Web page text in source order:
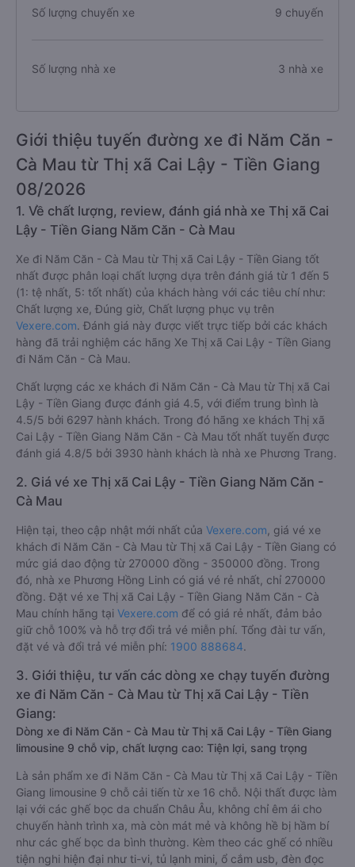
Số lượng chuyến xe 9 chuyến
Số lượng nhà xe 3 nhà xe
Giới thiệu tuyến đường xe đi Năm Căn -
Cà Mau từ Thị xã Cai Lậy - Tiền Giang
08/2026
1. Về chất lượng, review, đánh giá nhà xe Thị xã Cai
Lậy - Tiền Giang Năm Căn - Cà Mau
Xe đi Năm Căn - Cà Mau từ Thị xã Cai Lậy - Tiền Giang tốt
nhất được phân loại chất lượng dựa trên đánh giá từ 1 đến 5
(1: tệ nhất, 5: tốt nhất) của khách hàng với các tiêu chí như:
Chất lượng xe, Đúng giờ, Chất lượng phục vụ trên
Vexere.com. Đánh giá này được viết trực tiếp bởi các khách
hàng đã trải nghiệm các hãng Xe Thị xã Cai Lậy - Tiền Giang
đi Năm Căn - Cà Mau.
Chất lượng các xe khách đi Năm Căn - Cà Mau từ Thị xã Cai
Lậy - Tiền Giang được đánh giá 4.5, với điểm trung bình là
4.5/5 bởi 6297 hành khách. Trong đó hãng xe khách Thị xã
Cai Lậy - Tiền Giang Năm Căn - Cà Mau tốt nhất tuyến được
đánh giá 4.8/5 bởi 3930 hành khách là nhà xe Phương Trang.
2. Giá vé xe Thị xã Cai Lậy - Tiền Giang Năm Căn -
Cà Mau
Hiện tại, theo cập nhật mới nhất của Vexere.com , giá vé xe
khách đi Năm Căn - Cà Mau từ Thị xã Cai Lậy - Tiền Giang có
mức giá dao động từ 270000 đồng - 350000 đồng. Trong
đó, nhà xe Phương Hồng Linh có giá vé rẻ nhất, chỉ 270000
đồng. Đặt vé xe Thị xã Cai Lậy - Tiền Giang Năm Căn - Cà
Mau chính hãng tại Vexere.com để có giá rẻ nhất, đảm bảo
giữ chỗ 100% và hỗ trợ đổi trả vé miễn phí. Tổng đài tư vấn,
đặt vé và đổi trả vé miễn phí: 1900 888684.
3. Giới thiệu, tư vấn các dòng xe chạy tuyến đường
xe đi Năm Căn - Cà Mau từ Thị xã Cai Lậy - Tiền
Giang:
Dòng xe đi Năm Căn - Cà Mau từ Thị xã Cai Lậy - Tiền Giang
limousine 9 chỗ vip, chất lượng cao: Tiện lợi, sang trọng
Là sản phẩm xe đi Năm Căn - Cà Mau từ Thị xã Cai Lậy - Tiền
Giang limousine 9 chỗ cải tiến từ xe 16 chỗ. Nội thất được làm
lại với các ghế bọc da chuẩn Châu Âu, không chỉ êm ái cho
chuyến hành trình xa, mà còn mát mẻ và không hề bị hầm bí
như các ghế bọc da bình thường. Kèm theo các ghế có nhiều
tiện nghi hiện đại như ti-vi, tủ lạnh mini, ổ cắm usb, đèn đọc